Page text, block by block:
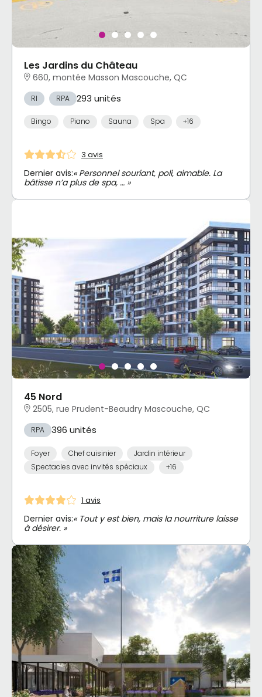
Les Jardins du Château
660, montée Masson Mascouche, QC
RI RPA 293 unités
Bingo Piano Sauna Spa +16
3 avis
Dernier avis:« Personnel souriant, poli, aimable. La
bâtisse n’a plus de spa, … »
45 Nord
2505, rue Prudent-Beaudry Mascouche, QC
RPA 396 unités
Foyer Chef cuisinier
Jardin intérieur
Spectacles avec invités spéciaux
+16
1 avis
Dernier avis:« Tout y est bien, mais la nourriture laisse
à désirer. »